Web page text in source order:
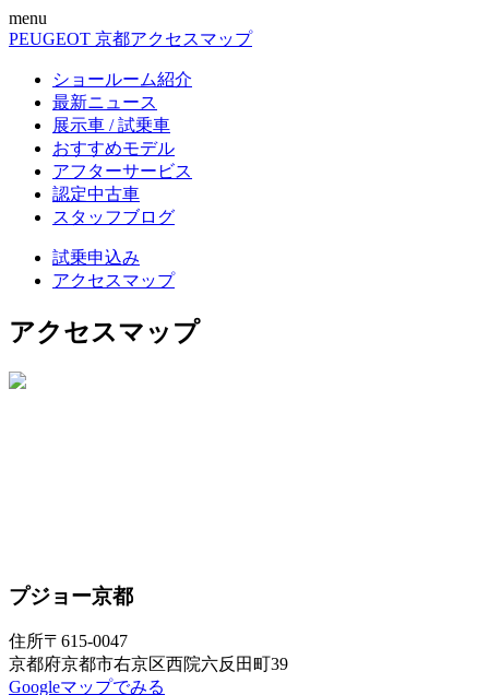
menu
PEUGEOT 京都アクセスマップ
ショールーム紹介
最新ニュース
展示車 / 試乗車
おすすめモデル
アフターサービス
認定中古車
スタッフブログ
試乗申込み
アクセスマップ
アクセスマップ
プジョー京都
住所〒615-0047
京都府京都市右京区西院六反田町39
Googleマップでみる